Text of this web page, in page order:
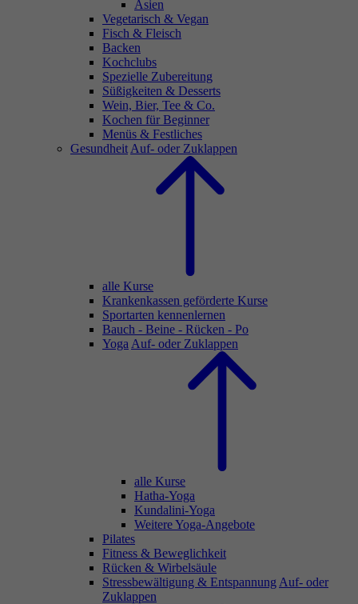
Asien
Vegetarisch & Vegan
Fisch & Fleisch
Backen
Kochclubs
Spezielle Zubereitung
Süßigkeiten & Desserts
Wein, Bier, Tee & Co.
Kochen für Beginner
Menüs & Festliches
Gesundheit Auf- oder Zuklappen
alle Kurse
Krankenkassen geförderte Kurse
Sportarten kennenlernen
Bauch - Beine - Rücken - Po
Yoga Auf- oder Zuklappen
alle Kurse
Hatha-Yoga
Kundalini-Yoga
Weitere Yoga-Angebote
Pilates
Fitness & Beweglichkeit
Rücken & Wirbelsäule
Stressbewältigung & Entspannung Auf- oder
Zuklappen